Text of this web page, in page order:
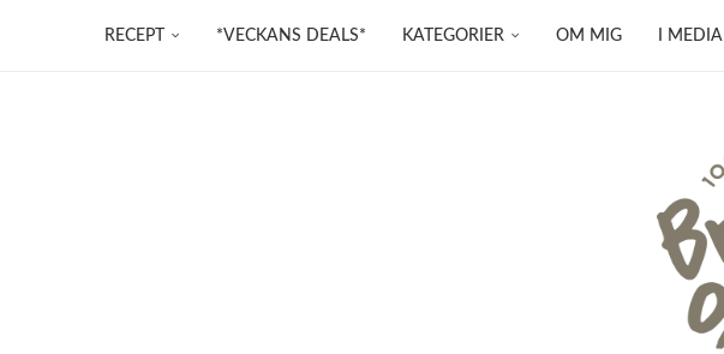
RECEPT *VECKANS DEALS* KATEGORIER OM MIG I MEDIA